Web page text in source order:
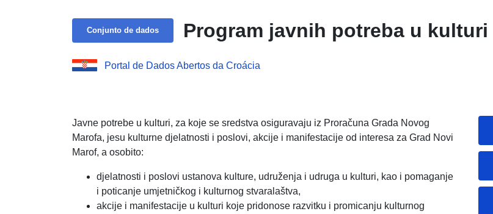
Conjunto de dados Program javnih potreba u kulturi
Portal de Dados Abertos da Croácia
Javne potrebe u kulturi, za koje se sredstva osiguravaju iz Proračuna Grada Novog
Marofa, jesu kulturne djelatnosti i poslovi, akcije i manifestacije od interesa za Grad Novi
Marof, a osobito:
djelatnosti i poslovi ustanova kulture, udruženja i udruga u kulturi, kao i pomaganje
i poticanje umjetničkog i kulturnog stvaralaštva,
akcije i manifestacije u kulturi koje pridonose razvitku i promicanju kulturnog